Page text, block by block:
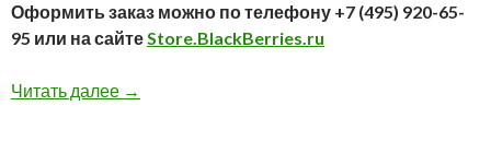
Оформить заказ можно по телефону +7 (495) 920-65-
95 или на сайтеStore.BlackBerries.ru
Читать далее BlackBerry Z3 в наличии в нашем интернет
→